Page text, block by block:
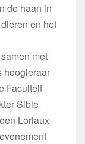
de haan in
en het
met
hoogleraar
Faculteit
Sible
Loriaux